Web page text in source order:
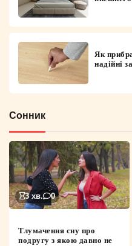
Як
надійні
Сонник
3 хв. 0
Тлумачення сну про
подругу з якою давно не